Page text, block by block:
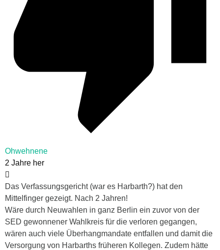
Ohwehnene
2 Jahre her
Das Verfassungsgericht (war es Harbarth?) hat den
Mittelfinger gezeigt. Nach 2 Jahren!
Wäre durch Neuwahlen in ganz Berlin ein zuvor von der
SED gewonnener Wahlkreis für die verloren gegangen,
wären auch viele Überhangmandate entfallen und damit die
Versorgung von Harbarths früheren Kollegen. Zudem hätte